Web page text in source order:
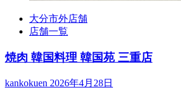
大分市外店舗
店舗一覧
焼肉 韓国料理 韓国苑 三重店
kankokuen 2026年4月28日